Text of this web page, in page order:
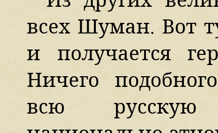
всех Шуман. Вот
и получается
Ничего
всю